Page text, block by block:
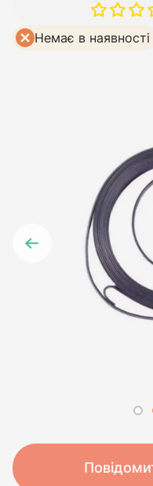
Немає в наявності